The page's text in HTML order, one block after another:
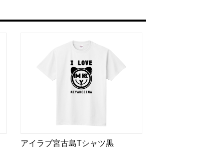
アイラブ宮古島Tシャツ黒